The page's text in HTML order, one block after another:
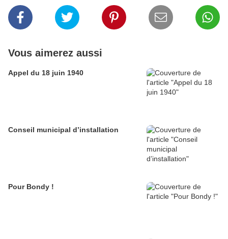
Vous aimerez aussi
Appel du 18 juin 1940
Conseil municipal d’installation
Pour Bondy !